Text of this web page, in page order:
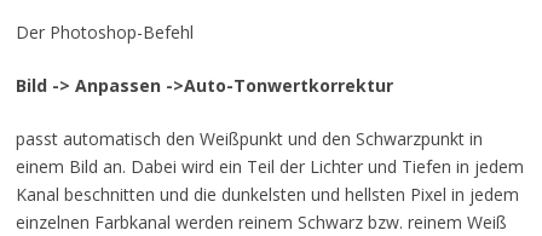
Der Photoshop-Befehl
Bild -> Anpassen ->Auto-Tonwertkorrektur
passt automatisch den Weißpunkt und den Schwarzpunkt in
einem Bild an. Dabei wird ein Teil der Lichter und Tiefen in jedem
Kanal beschnitten und die dunkelsten und hellsten Pixel in jedem
einzelnen Farbkanal werden reinem Schwarz bzw. reinem Weiß